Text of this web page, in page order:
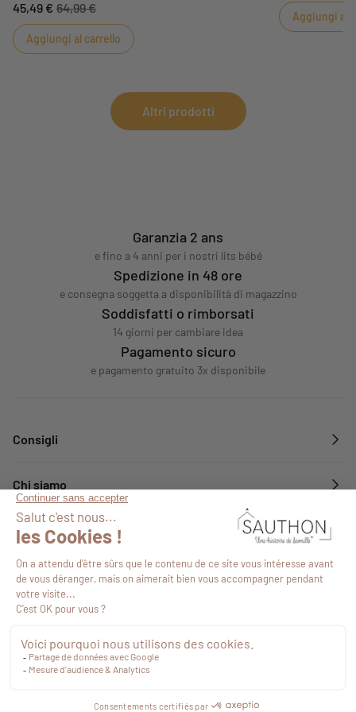
il ricamo degli stivaletti aggiungono un raffinato
tocco country a questo capo chiave del guardaroba
del bambino.
45,49 € 64,99 €
Aggiungi al carrello
pratica e
facilitare la
I body sono
Aggiungi al
Altri prodotti
Garanzia 2 ans
e fino a 4 anni per i nostri lits bébé
Spedizione in 48 ore
e consegna soggetta a disponibilità di magazzino
Soddisfatti o rimborsati
14 giorni per cambiare idea
Pagamento sicuro
e pagamento gratuito 3x disponibile
Consigli
Chi siamo
Servizi
Seguiteci